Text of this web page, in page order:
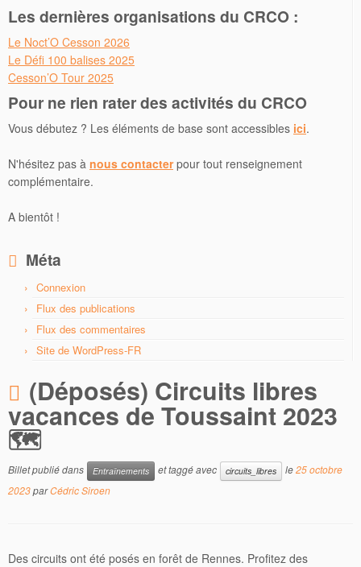
Les dernières organisations du CRCO :
Le Noct’O Cesson 2026
Le Défi 100 balises 2025
Cesson’O Tour 2025
Pour ne rien rater des activités du CRCO
Vous débutez ? Les éléments de base sont accessibles ici.
N'hésitez pas à nous contacterpour tout renseignement
complémentaire.
A bientôt !
Méta
Connexion
Flux des publications
Flux des commentaires
Site de WordPress-FR
(Déposés) Circuits libres
vacances de Toussaint 2023
🗺
Billet publié dans Entraînements et taggé avec circuits_libres le25 octobre
2023parCédric Siroen
Des circuits ont été posés en forêt de Rennes. Profitez des